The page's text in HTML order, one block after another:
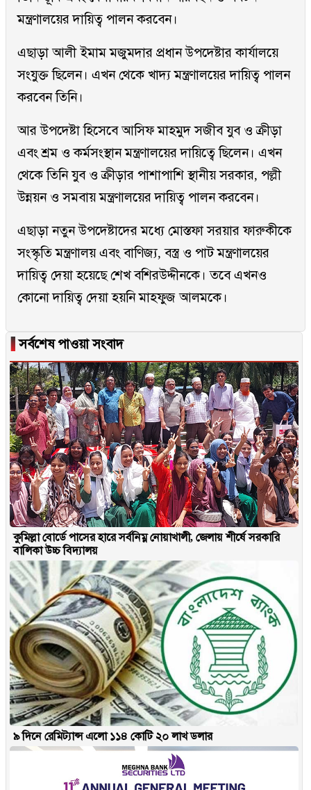
মন্ত্রণালয়ের দায়িত্ব পালন করবেন।
এছাড়া আলী ইমাম মজুমদার প্রধান উপদেষ্টার কার্যালয়ে
সংযুক্ত ছিলেন। এখন থেকে খাদ্য মন্ত্রণালয়ের দায়িত্ব পালন
করবেন তিনি।
আর উপদেষ্টা হিসেবে আসিফ মাহমুদ সজীব যুব ও ক্রীড়া
এবং শ্রম ও কর্মসংস্থান মন্ত্রণালয়ের দায়িত্বে ছিলেন। এখন
থেকে তিনি যুব ও ক্রীড়ার পাশাপাশি স্থানীয় সরকার, পল্লী
উন্নয়ন ও সমবায় মন্ত্রণালয়ের দায়িত্ব পালন করবেন।
এছাড়া নতুন উপদেষ্টাদের মধ্যে মোস্তফা সরয়ার ফারুকীকে
সংস্কৃতি মন্ত্রণালয় এবং বাণিজ্য, বস্ত্র ও পাট মন্ত্রণালয়ের
দায়িত্ব দেয়া হয়েছে শেখ বশিরউদ্দীনকে। তবে এখনও
কোনো দায়িত্ব দেয়া হয়নি মাহফুজ আলমকে।
▐সর্বশেষ পাওয়া সংবাদ
কুমিল্লা বোর্ডে পাসের হারে সর্বনিম্ন নোয়াখালী, জেলায় শীর্ষে সরকারি
বালিকা উচ্চ বিদ্যালয়
৯ দিনে রেমিট্যান্স এলো ১১৪ কোটি ২০ লাখ ডলার